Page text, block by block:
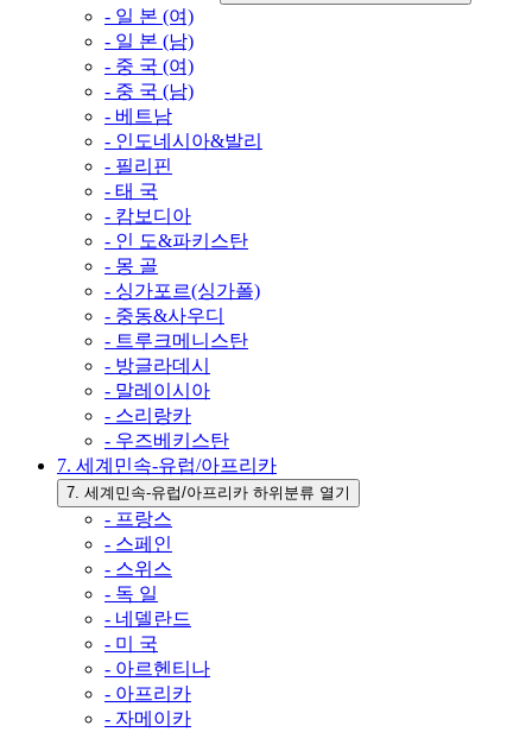
- 일 본 (여)
- 일 본 (남)
- 중 국 (여)
- 중 국 (남)
- 베트남
- 인도네시아&발리
- 필리핀
- 태 국
- 캄보디아
- 인 도&파키스탄
- 몽 골
- 싱가포르(싱가폴)
- 중동&사우디
- 트루크메니스탄
- 방글라데시
- 말레이시아
- 스리랑카
- 우즈베키스탄
7. 세계민속-유럽/아프리카
7. 세계민속-유럽/아프리카 하위분류 열기
- 프랑스
- 스페인
- 스위스
- 독 일
- 네델란드
- 미 국
- 아르헨티나
- 아프리카
- 자메이카